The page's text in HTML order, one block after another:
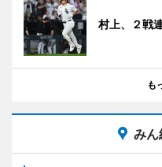
村上、２戦
も
みん